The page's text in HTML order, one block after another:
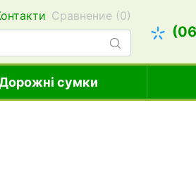
Сравнение (0)
сумки